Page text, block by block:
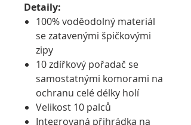
Detaily:
100% voděodolný materiál
se zatavenými špičkovými
zipy
10 zdířkový pořadač se
samostatnými komorami na
ochranu celé délky holí
Velikost 10 palců
Integrovaná přihrádka na